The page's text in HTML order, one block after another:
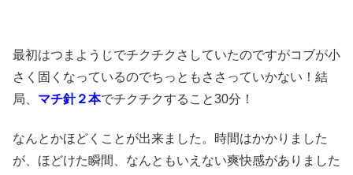
最初はつまようじでチクチクさしていたのですがコブが小
さく固くなっているのでちっともささっていかない！結
局、 マチ針２本でチクチクすること30分！
なんとかほどくことが出来ました。時間はかかりました
が、ほどけた瞬間、なんともいえない爽快感がありました